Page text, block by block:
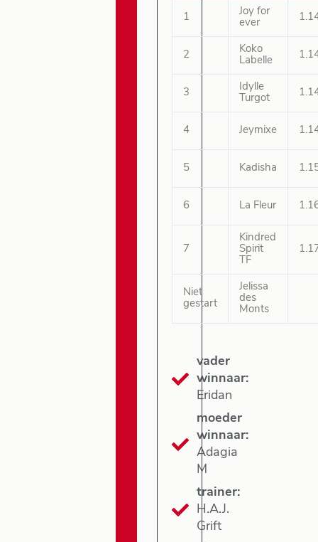
1
Joy for
ever
2
Koko
Labelle
3
Idylle
Turgot
4 Jeymixe
5 Kadisha
6 La Fleur
7
Kindred
Spirit
TF
Niet
gestart
Jelissa
des
Monts
vader
winnaar:
Eridan
moeder
winnaar:
Adagia
M
trainer:
H.A.J.
Grift